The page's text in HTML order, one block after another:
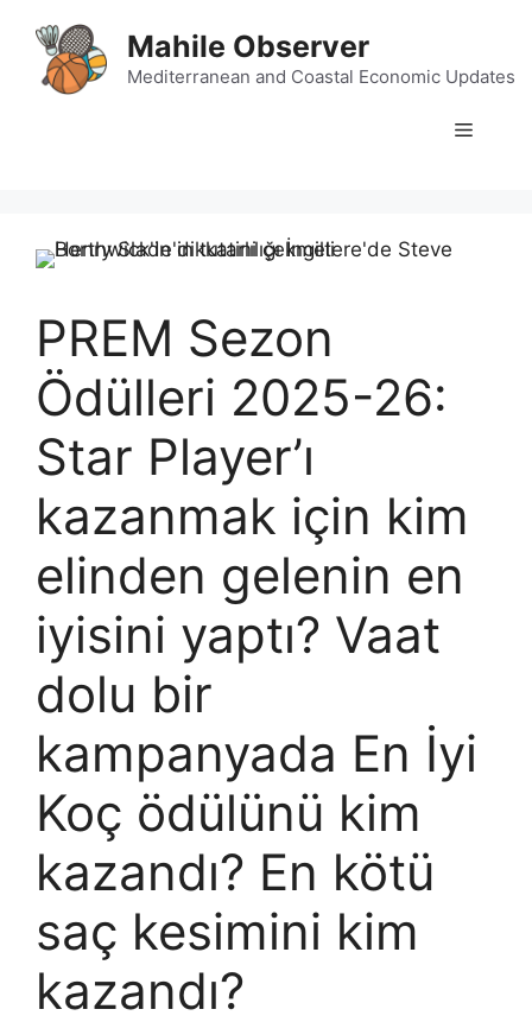
content
Mahile Observer
Mediterranean and Coastal Economic Updates
Menu
PREM Sezon
Ödülleri 2025-26:
Star Player’ı
kazanmak için kim
elinden gelenin en
iyisini yaptı? Vaat
dolu bir
kampanyada En İyi
Koç ödülünü kim
kazandı? En kötü
saç kesimini kim
kazandı?